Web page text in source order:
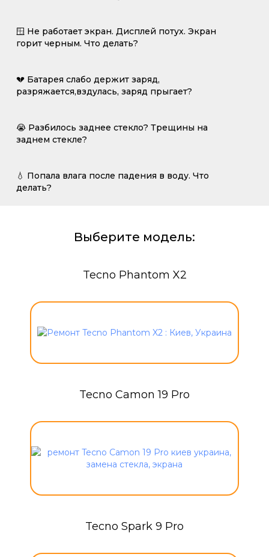
🪟 Не работает экран. Дисплей потух. Экран
горит черным. Что делать?
💔 Батарея слабо держит заряд,
разряжается,вздулась, заряд прыгает?
😭 Разбилось заднее стекло? Трещины на
заднем стекле?
💧 Попала влага после падения в воду. Что
делать?
Выберите модель:
Tecno Phantom X2
Tecno Camon 19 Pro
Tecno Spark 9 Pro